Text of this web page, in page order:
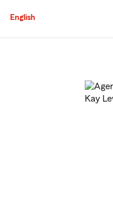
English